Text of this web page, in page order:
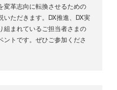
変革志向に転換させるための
いただきます。DX推進、DX実
組まれているご担当者さまの
ントです。ぜひご参加くださ